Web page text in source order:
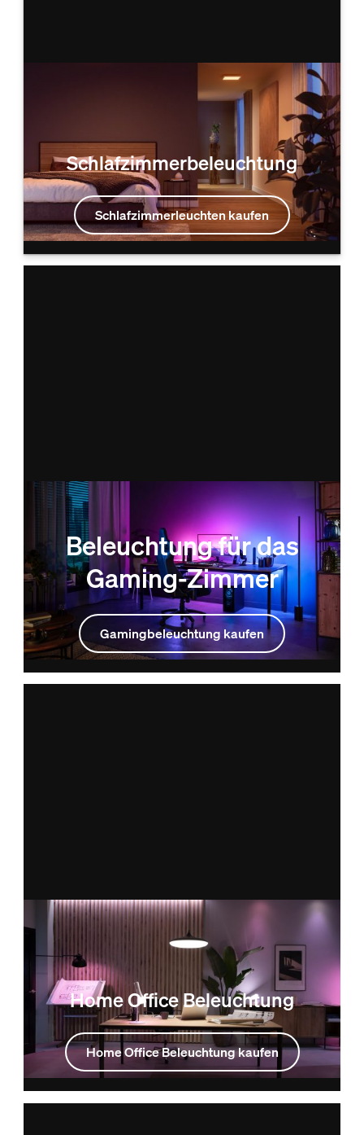
Schlafzimmerbeleuchtung
Schlafzimmerleuchten kaufen
Beleuchtung für das
Gaming-Zimmer
Gamingbeleuchtung kaufen
Home Office Beleuchtung
Home Office Beleuchtung kaufen